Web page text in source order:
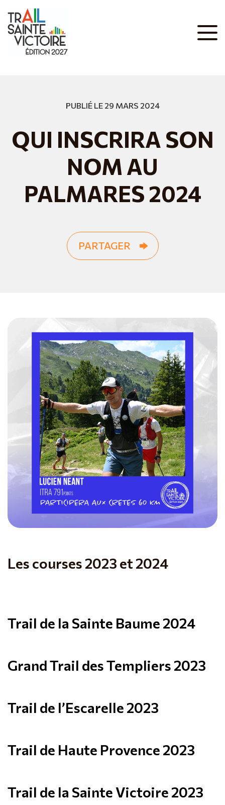
PUBLIÉ LE 29 MARS 2024
QUI INSCRIRA SON
NOM AU
PALMARES 2024
PARTAGER
Les courses 2023 et 2024
Trail de la Sainte Baume 2024
Grand Trail des Templiers 2023
Trail de l’Escarelle 2023
Trail de Haute Provence 2023
Trail de la Sainte Victoire 2023